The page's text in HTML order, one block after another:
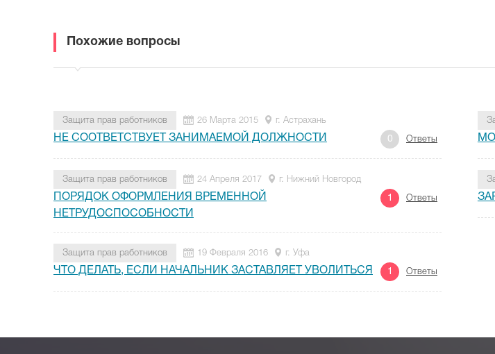
Похожие вопросы
Защита прав работников 26 Марта 2015 г. Астрахань
НЕ СООТВЕТСТВУЕТ ЗАНИМАЕМОЙ ДОЛЖНОСТИ 0 Ответы
Защита прав работников 24 Апреля 2017 г. Нижний Новгород
ПОРЯДОК ОФОРМЛЕНИЯ ВРЕМЕННОЙ
НЕТРУДОСПОСОБНОСТИ
1 Ответы
Защита прав работников 19 Февраля 2016 г. Уфа
ЧТО ДЕЛАТЬ, ЕСЛИ НАЧАЛЬНИК ЗАСТАВЛЯЕТ УВОЛИТЬСЯ 1 Ответы